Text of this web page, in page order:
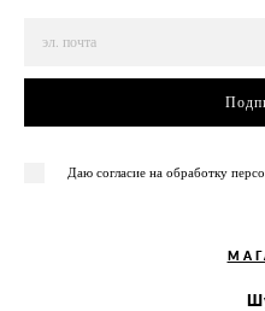
Даю согласие на обработку